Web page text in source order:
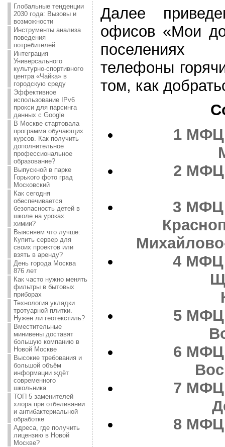
Глобальные тенденции
2030 года: Вызовы и
возможности
Инструменты анализа
поведения
потребителей
Интеграция
Универсального
культурно-спортивного
центра «Чайка» в
городскую среду
Эффективное
использование IPv6
прокси для парсинга
данных с Google
В Москве стартовала
программа обучающих
курсов. Как получить
дополнительное
профессиональное
образование?
Выпускной в парке
Горького фото град
Московский
Как сегодня
обеспечивается
безопасность детей в
школе на уроках
химии?
Выясняем что лучше:
Купить сервер для
своих проектов или
взять в аренду?
День города Москва
876 лет
Как часто нужно менять
фильтры в бытовых
приборах
Технология укладки
тротуарной плитки.
Нужен ли геотекстиль?
Вместительные
минивены доставят
большую компанию в
Новой Москве
Высокие требования и
большой объём
информации ждёт
современного
школьника
ТОП 5 заменителей
хлора при отбеливании
и антибактериальной
обработке
Адреса, где получить
лицензию в Новой
Москве?
Далее
офисов «Мои
телефоны
том, как
1МФЦ
2 МФЦ
3 МФЦ
4МФЦ
5МФЦ
6 МФЦ
7 МФЦ
8МФЦ